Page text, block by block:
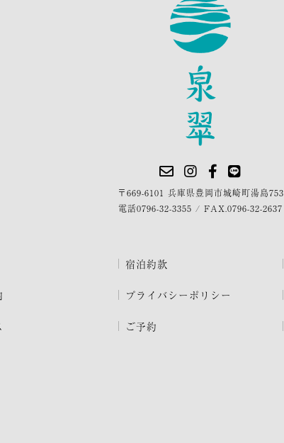
〒669-6101 兵庫県豊岡市城崎町湯島753
電話0796-32-3355 / FAX.0796-32-2637
宿泊約款
プライバシーポリシー
ご予約